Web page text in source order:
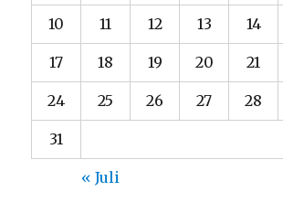
10 11 12 13 14
17 18 19 20 21
24 25 26 27 28
31
« Juli